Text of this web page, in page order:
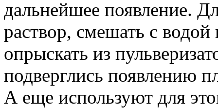
дальнейшее появление.
раствор, смешать с
опрыскать из
подверглись появлению
А еще используют для